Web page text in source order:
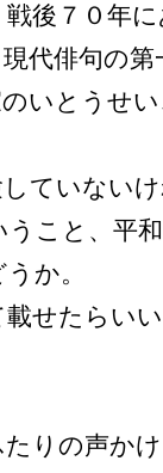
後７０年
代俳句の
いとうせ
ていない
こと、平
か。
せたらい
りの声か